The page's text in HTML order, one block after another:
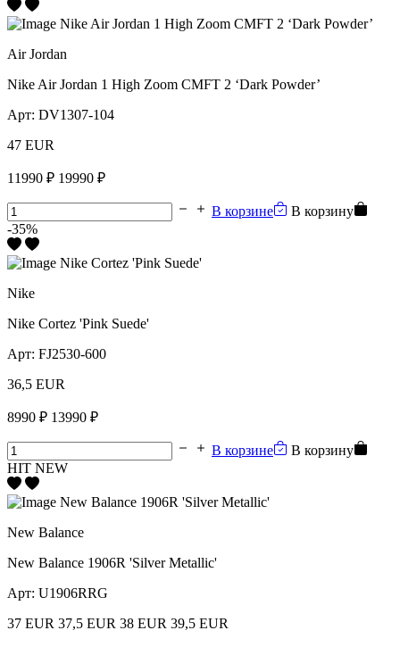
Air Jordan
Nike Air Jordan 1 High Zoom CMFT 2 ‘Dark Powder’
Арт: DV1307-104
47 EUR
11990 ₽ 19990 ₽
В корзине
В корзину
-35%
Nike
Nike Cortez 'Pink Suede'
Арт: FJ2530-600
36,5 EUR
8990 ₽ 13990 ₽
В корзине
В корзину
HIT NEW
New Balance
New Balance 1906R 'Silver Metallic'
Арт: U1906RRG
37 EUR 37,5 EUR 38 EUR 39,5 EUR